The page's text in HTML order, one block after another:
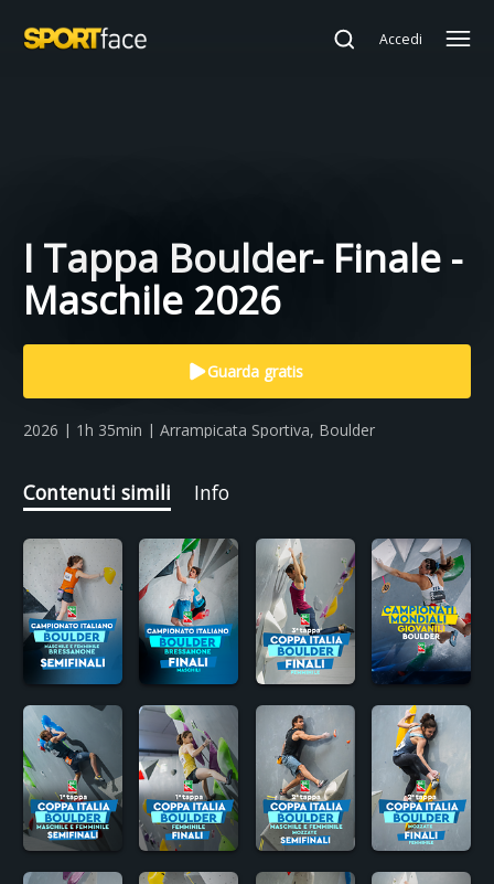
Accedi
I Tappa Boulder- Finale -
Maschile 2026
Guarda gratis
2026 | 1h 35min | Arrampicata Sportiva, Boulder
Contenuti simili Info